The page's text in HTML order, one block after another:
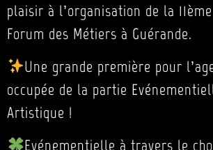
plaisir à l’organisation de la
Forum des Métiers à Guérande.
Une grande première pour
occupée de la partie
Artistique !
Evénementielle à travers le